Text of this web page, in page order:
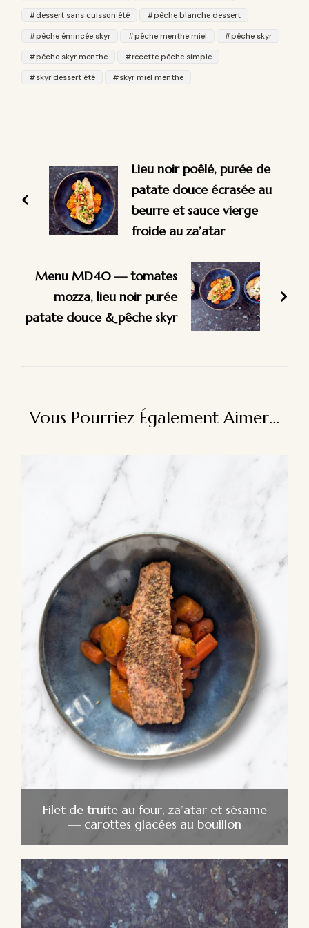
dessert sans cuisson été pêche blanche dessert
pêche émincée skyr pêche menthe miel pêche skyr
pêche skyr menthe recette pêche simple
skyr dessert été skyr miel menthe
Lieu noir poêlé, purée de
patate douce écrasée au
beurre et sauce vierge
froide au za’atar
Menu MD40 — tomates
mozza, lieu noir purée
patate douce & pêche skyr
Vous Pourriez Également Aimer...
Filet de truite au four, za’atar et sésame
— carottes glacées au bouillon